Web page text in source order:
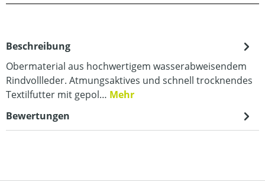
Beschreibung
Obermaterial aus hochwertigem wasserabweisendem
Rindvollleder. Atmungsaktives und schnell trocknendes
Textilfutter mit gepol… Mehr
Bewertungen